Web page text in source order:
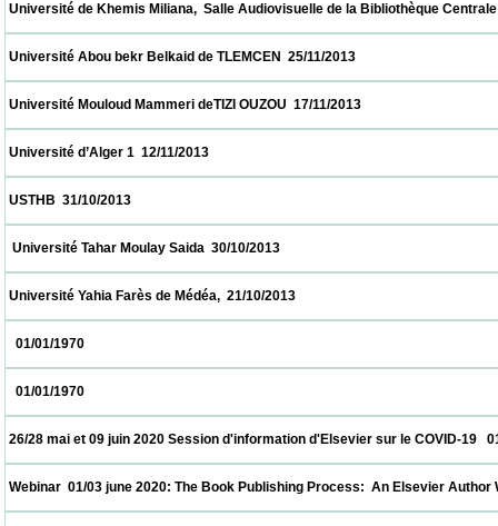
Université de Khemis Miliana,  Salle Audiovisuelle de la
Université Abou bekr Belkaid de TLEMCEN  25/11/2013
Université Mouloud Mammeri deTIZI OUZOU  17/11/2013
Université d’Alger 1  12/11/2013
USTHB  31/10/2013
Université Tahar Moulay Saida  30/10/2013
Université Yahia Farès de Médéa,  21/10/2013
01/01/1970
01/01/1970
26/28 mai et 09 juin 2020 Session d'information d'Elsevier sur le
Webinar  01/03 june 2020: The Book Publishing Process:  An